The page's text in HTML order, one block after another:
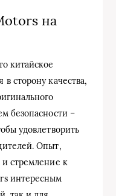
на
китайское
сторону качества,
безопасности –
удовлетворить
Опыт,
стремление к
интересным